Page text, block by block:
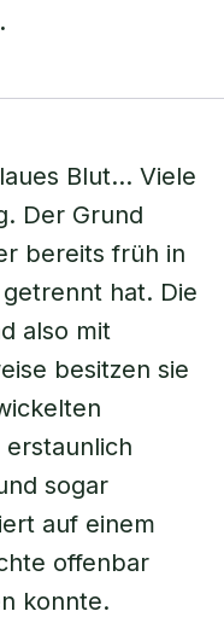
Blut… Viele
Der Grund
bereits früh in
hat. Die
also mit
besitzen sie
sogar
auf einem
offenbar
konnte.